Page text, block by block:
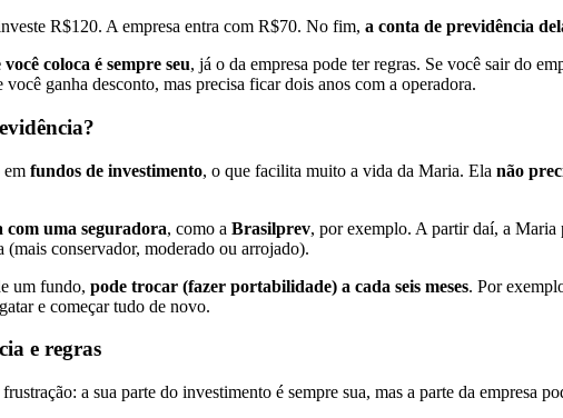
R$120. A empresa entra com R$70. No fim, a conta de previdência
coloca é sempre seu, já o da empresa pode ter regras. Se você sair do
ganha desconto, mas precisa ficar dois anos com a operadora.
em fundos de investimento, o que facilita muito a vida da Maria. Ela não
com uma seguradora, como a Brasilprev, por exemplo. A partir daí, a Maria
conservador, moderado ou arrojado).
um fundo, pode trocar (fazer portabilidade) a cada seis meses. Por
e começar tudo de novo.
e regras
a sua parte do investimento é sempre sua, mas a parte da empresa